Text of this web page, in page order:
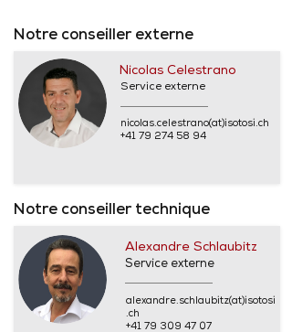
Notre conseiller externe
Nicolas Celestrano
Service externe
nicolas.celestrano(at)isotosi.ch
+41 79 274 58 94
Notre conseiller technique
Alexandre Schlaubitz
Service externe
alexandre.schlaubitz(at)isotosi
.ch
+41 79 309 47 07